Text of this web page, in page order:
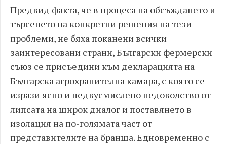
Предвид факта, че в процеса на обсъждането и
търсенето на конкретни решения на тези
проблеми, не бяха поканени всички
заинтересовани страни, Български фермерски
съюз се присъедини към декларацията на
Българска агрохранителна камара, с която се
изрази ясно и недвусмислено недоволство от
липсата на широк диалог и поставянето в
изолация на по-голямата част от
представителите на бранша. Едновременно с